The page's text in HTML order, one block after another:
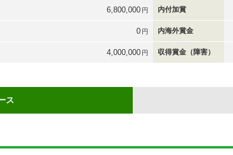
6,800,000 円 内付加賞
0 円 内海外賞金
4,000,000 円 収得賞金（障害）
ス